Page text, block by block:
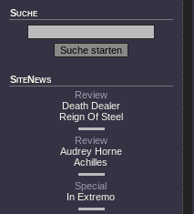
Suche
SiteNews
Review
Death Dealer
Reign Of Steel
Review
Audrey Horne
Achilles
Special
In Extremo